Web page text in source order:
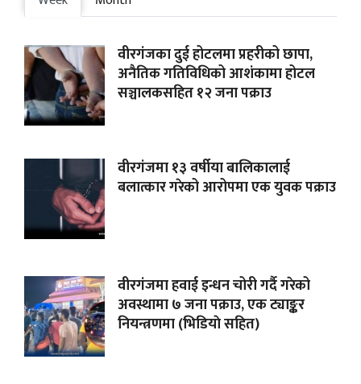
वीरगंजका दुई होटलमा प्रहरीको छापा,
अनैतिक गतिविधिको आशंकामा होटल
सञ्चालकसहित १२ जना पक्राउ
वीरगंजमा १३ वर्षीया बालिकालाई
बलात्कार गरेको आरोपमा एक युवक पक्राउ
वीरगंजमा हवाई इन्धन चोरी गर्दै गरेको
अवस्थामा ७ जना पक्राउ, एक ट्याङ्कर
नियन्त्रणमा (भिडियाे सहित)